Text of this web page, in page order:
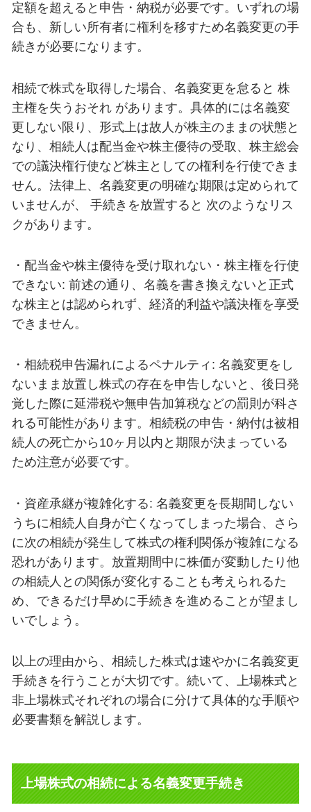
定額を超えると申告・納税が必要です。いずれの場
合も、新しい所有者に権利を移すため名義変更の手
続きが必要になります。
相続で株式を取得した場合、名義変更を怠ると 株
主権を失うおそれ があります。具体的には名義変
更しない限り、形式上は故人が株主のままの状態と
なり、相続人は配当金や株主優待の受取、株主総会
での議決権行使など株主としての権利を行使できま
せん。法律上、名義変更の明確な期限は定められて
いませんが、 手続きを放置すると 次のようなリス
クがあります。
・配当金や株主優待を受け取れない・株主権を行使
できない: 前述の通り、名義を書き換えないと正式
な株主とは認められず、経済的利益や議決権を享受
できません。
・相続税申告漏れによるペナルティ: 名義変更をし
ないまま放置し株式の存在を申告しないと、後日発
覚した際に延滞税や無申告加算税などの罰則が科さ
れる可能性があります。相続税の申告・納付は被相
続人の死亡から10ヶ月以内と期限が決まっている
ため注意が必要です。
・資産承継が複雑化する: 名義変更を長期間しない
うちに相続人自身が亡くなってしまった場合、さら
に次の相続が発生して株式の権利関係が複雑になる
恐れがあります。放置期間中に株価が変動したり他
の相続人との関係が変化することも考えられるた
め、できるだけ早めに手続きを進めることが望まし
いでしょう。
以上の理由から、相続した株式は速やかに名義変更
手続きを行うことが大切です。続いて、上場株式と
非上場株式それぞれの場合に分けて具体的な手順や
必要書類を解説します。
上場株式の相続による名義変更手続き